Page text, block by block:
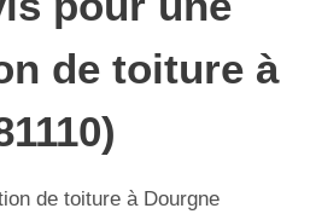
de toiture à
de toiture à Dourgne